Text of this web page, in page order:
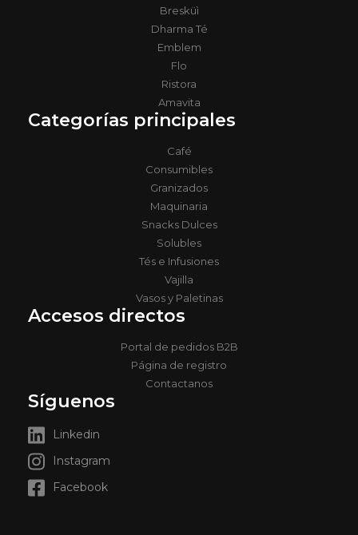
Bresküì
Dharma Té
Emblem
Flo
Ristora
Amavita
Categorías principales
Café
Consumibles
Granizados
Maquinaria
Snacks Dulces
Solubles
Tés e Infusiones
Vajilla
Vasos y Paletinas
Accesos directos
Portal de pedidos B2B
Página de registro
Contactanos
Síguenos
Linkedin
Instagram
Facebook